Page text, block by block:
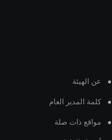
عن الهيئة
كلمة المدير العام
مواقع ذات صلة